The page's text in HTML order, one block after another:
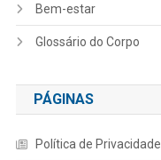
Bem-estar
Glossário do Corpo
PÁGINAS
Política de Privacidade